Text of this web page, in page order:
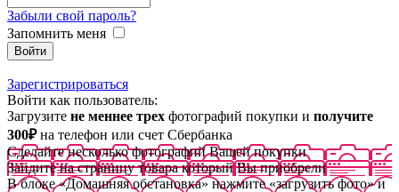
Забыли свой пароль?
Запомнить меня
Зарегистрироваться
Войти как пользователь:
Загрузите не меннее трех фотографий покупки и получите
300₽на телефон или счет Сбербанка
Сделайте несколько фотографий Вашей покупки
Зайдите на страницу товара который Вы приобрели
В блоке «Домашняя обстановка» нажмите «загрузить фото» и